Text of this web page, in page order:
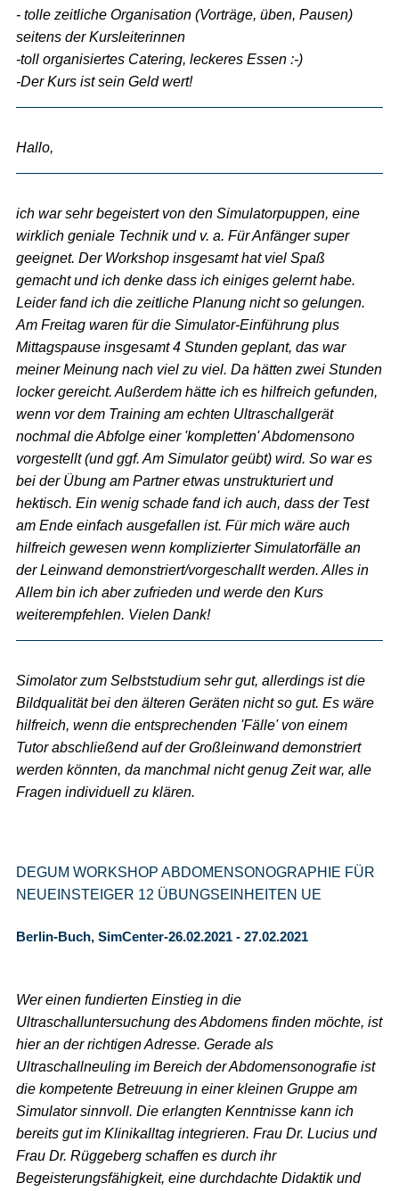
- tolle zeitliche Organisation (Vorträge, üben, Pausen)
seitens der Kursleiterinnen
-toll organisiertes Catering, leckeres Essen :-)
-Der Kurs ist sein Geld wert!
Hallo,
ich war sehr begeistert von den Simulatorpuppen, eine
wirklich geniale Technik und v. a. Für Anfänger super
geeignet. Der Workshop insgesamt hat viel Spaß
gemacht und ich denke dass ich einiges gelernt habe.
Leider fand ich die zeitliche Planung nicht so gelungen.
Am Freitag waren für die Simulator-Einführung plus
Mittagspause insgesamt 4 Stunden geplant, das war
meiner Meinung nach viel zu viel. Da hätten zwei Stunden
locker gereicht. Außerdem hätte ich es hilfreich gefunden,
wenn vor dem Training am echten Ultraschallgerät
nochmal die Abfolge einer 'kompletten' Abdomensono
vorgestellt (und ggf. Am Simulator geübt) wird. So war es
bei der Übung am Partner etwas unstrukturiert und
hektisch. Ein wenig schade fand ich auch, dass der Test
am Ende einfach ausgefallen ist. Für mich wäre auch
hilfreich gewesen wenn komplizierter Simulatorfälle an
der Leinwand demonstriert/vorgeschallt werden. Alles in
Allem bin ich aber zufrieden und werde den Kurs
weiterempfehlen. Vielen Dank!
Simolator zum Selbststudium sehr gut, allerdings ist die
Bildqualität bei den älteren Geräten nicht so gut. Es wäre
hilfreich, wenn die entsprechenden 'Fälle' von einem
Tutor abschließend auf der Großleinwand demonstriert
werden könnten, da manchmal nicht genug Zeit war, alle
Fragen individuell zu klären.
DEGUM WORKSHOP ABDOMENSONOGRAPHIE FÜR
NEUEINSTEIGER 12 ÜBUNGSEINHEITEN UE
Berlin-Buch, SimCenter-26.02.2021 - 27.02.2021
Wer einen fundierten Einstieg in die
Ultraschalluntersuchung des Abdomens finden möchte, ist
hier an der richtigen Adresse. Gerade als
Ultraschallneuling im Bereich der Abdomensonografie ist
die kompetente Betreuung in einer kleinen Gruppe am
Simulator sinnvoll. Die erlangten Kenntnisse kann ich
bereits gut im Klinikalltag integrieren. Frau Dr. Lucius und
Frau Dr. Rüggeberg schaffen es durch ihr
Begeisterungsfähigkeit, eine durchdachte Didaktik und